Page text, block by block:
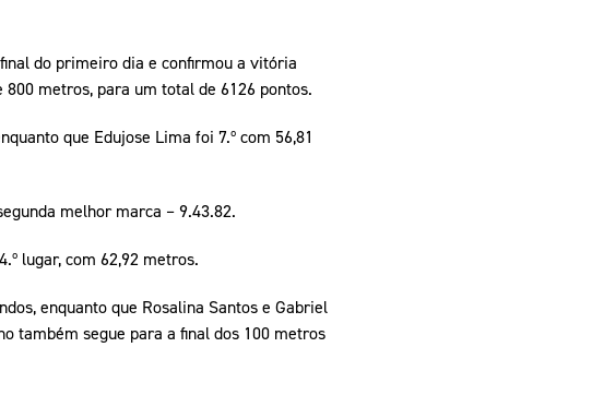
do primeiro dia e confirmou a vitória
metros, para um total de 6126 pontos.
que Edujose Lima foi 7.º com 56,81
melhor marca – 9.43.82.
lugar, com 62,92 metros.
enquanto que Rosalina Santos e Gabriel
também segue para a final dos 100 metros